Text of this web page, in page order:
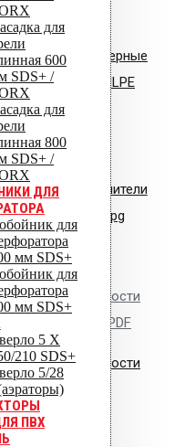
для
600
SDS+ /
для
800
SDS+ /
ДЛЯ
для
мм SDS+
для
мм SDS+
5 X
210 SDS+
5/28
ПВХ
люк
полимерные
системы VILPE
соответствия:
типа VILPE.pdf
уплотнители
EPDM резины.jpg
безопасности
полипропилена.PDF
безопасности
из резины